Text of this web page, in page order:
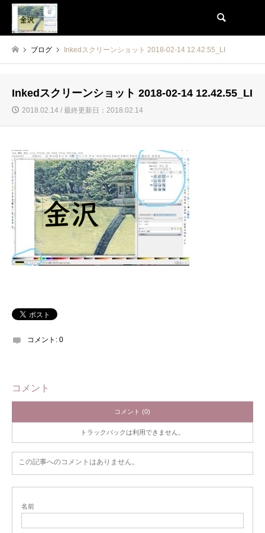
ブログ Inkedスクリーンショット 2018-02-14 12.42.55_LI
Inkedスクリーンショット 2018-02-14 12.42.55_LI
2018.02.14 / 最終更新日：2018.02.14
コメント: 0
コメント
コメント (0)
トラックバックは利用できません。
この記事へのコメントはありません。
名前